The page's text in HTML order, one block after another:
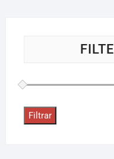
Filtrar